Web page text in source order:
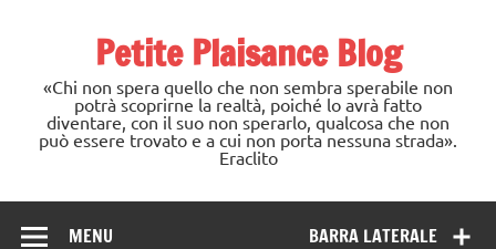
Petite Plaisance Blog
«Chi non spera quello che non sembra sperabile non
potrà scoprirne la realtà, poiché lo avrà fatto
diventare, con il suo non sperarlo, qualcosa che non
può essere trovato e a cui non porta nessuna strada».
Eraclito
BARRA LATERALE
MENU